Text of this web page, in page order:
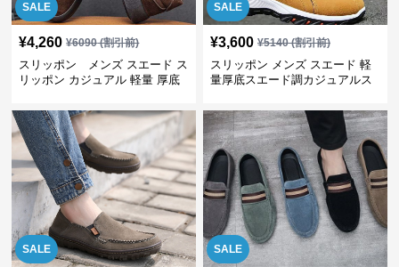
SALE
¥4,260 ¥6090(割引前)
スリッポン メンズ スエード ス
リッポン カジュアル 軽量 厚底
SALE
¥3,600 ¥5140(割引前)
スリッポン メンズ スエード 軽
量厚底スエード調カジュアルス
SALE SALE